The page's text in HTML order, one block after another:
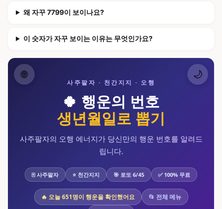
왜 자꾸 7799이 보이나요?
이 숫자가 자꾸 보이는 이유는 무엇인가요?